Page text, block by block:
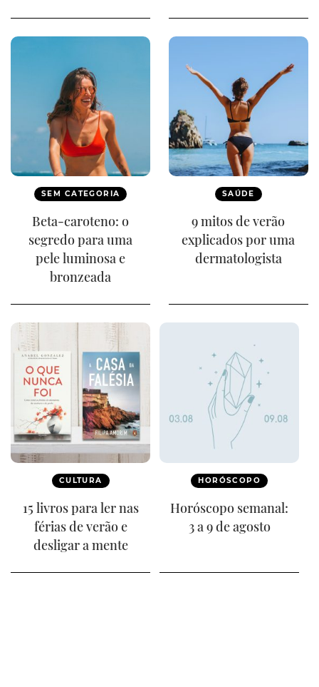
SEM CATEGORIA
Beta-caroteno: o
segredo para uma
pele luminosa e
bronzeada
SAÚDE
9 mitos de verão
explicados por uma
dermatologista
CULTURA
15 livros para ler nas
férias de verão e
desligar a mente
HORÓSCOPO
Horóscopo semanal:
3 a 9 de agosto